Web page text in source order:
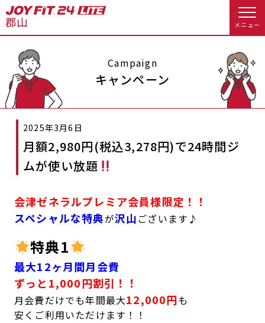
メニュー
店舗トップ
会員様向けのご案内
会員の方へトップ
会員様へのお知らせ
アクセス 店舗情報・サービス
よくあるご質問
入会のお手続きをする
Appで入会手続き料金・サービス等詳しく見る
入会を悩まれている方へトップ
キャンペーン 料金のご案内
アクセス 店舗情報・サービス
JOYFIT総合トップ
JOYFIT24 JOYFIT YOGA
Campaign
キャンペーン
2025年3月6日
月額2,980円(税込3,278円)で24時間ジ
ムが使い放題
会津ゼネラルプレミア会員様限定！！
スペシャルな特典が沢山ございます♪
特典1
最大12ヶ月間月会費
ずっと1,000円割引！！
月会費だけでも年間最大12,000円も
安くご利用いただけます！！